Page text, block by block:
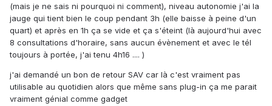
(mais je ne sais ni pourquoi ni comment), niveau autonomie j'ai la
jauge qui tient bien le coup pendant 3h (elle baisse à peine d'un
quart) et après en 1h ça se vide et ça s'éteint (là aujourd'hui avec
8 consultations d'horaire, sans aucun évènement et avec le tél
toujours à portée, j'ai tenu 4h16 .... )
j'ai demandé un bon de retour SAV car là c'est vraiment pas
utilisable au quotidien alors que même sans plug-in ça me parait
vraiment génial comme gadget